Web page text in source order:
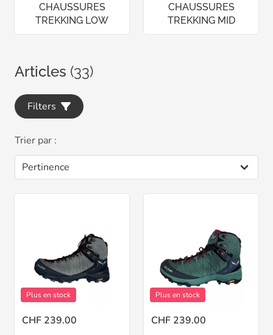
CHAUSSURES
TREKKING LOW
CHAUSSURES
TREKKING MID
Articles (33)
Filters
Trier par :
Plus en stock
CHF 239.00
Plus en stock
CHF 239.00